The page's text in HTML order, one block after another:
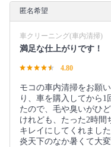
匿名希望
車クリーニング(車内清掃)
満足な仕上がりです！
4.80
モコの車内清掃をお願
り、車を購入してから
たので、毛や臭いがひ
けれども、たった2時間
キレイにしてくれました
炎天下のなか暑くて大